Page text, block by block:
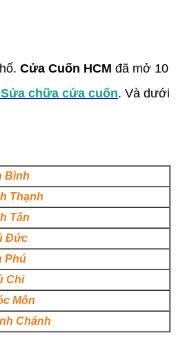
Cửa Cuốn HCM đã mở 10
chữa cửa cuốn. Và dưới
Bình
Thạnh
Tân
Đức
Phú
Chi
Môn
Chánh